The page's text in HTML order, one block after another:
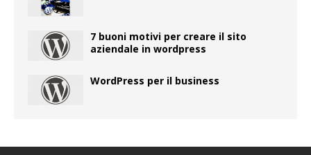
7 buoni motivi per creare il sito
aziendale in wordpress
WordPress per il business